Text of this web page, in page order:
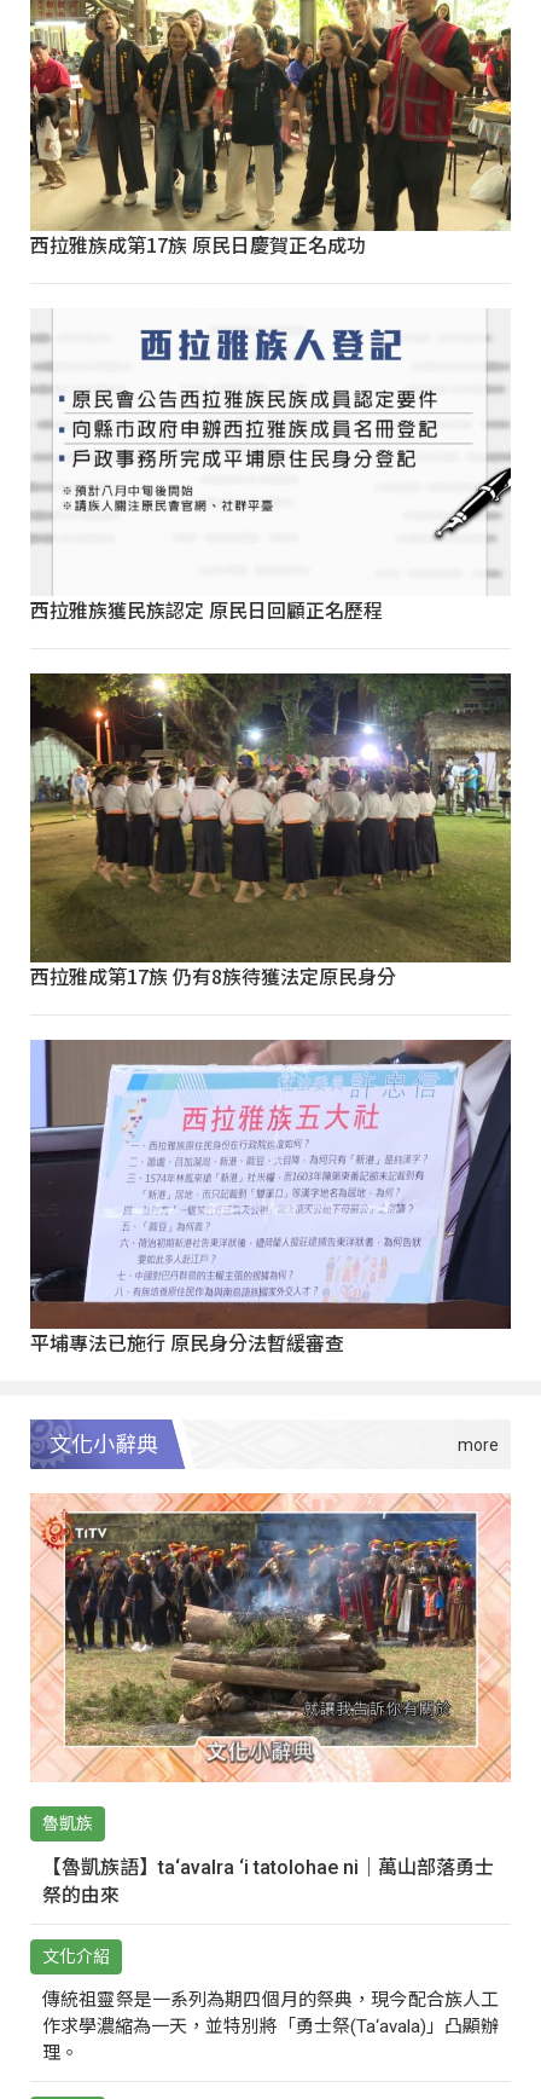
西拉雅族成第17族 原民日慶賀正名成功
西拉雅族獲民族認定 原民日回顧正名歷程
西拉雅成第17族 仍有8族待獲法定原民身分
平埔專法已施行 原民身分法暫緩審查
文化小辭典
魯凱族
【魯凱族語】ta‘avalra ‘i tatolohae ni｜萬山部落勇士
祭的由來
文化介紹
傳統祖靈祭是一系列為期四個月的祭典，現今配合族人工
作求學濃縮為一天，並特別將「勇士祭(Ta‘avala)」凸顯辦
理。